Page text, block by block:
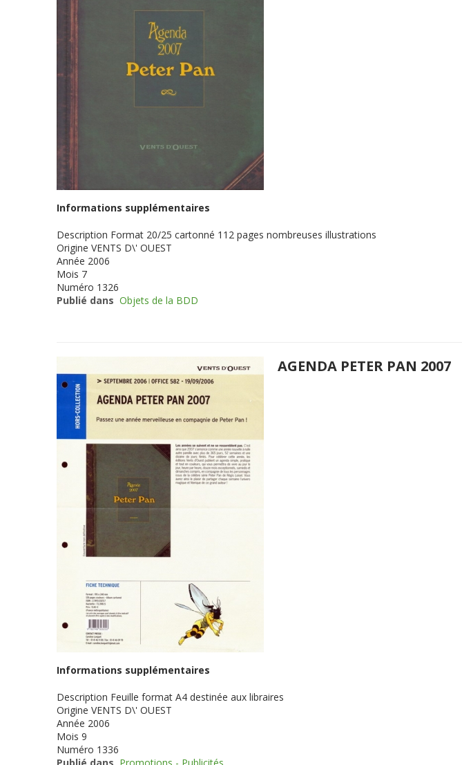
Informations supplémentaires
Description Format 20/25 cartonné 112 pages nombreuses illustrations
Origine VENTS D\' OUEST
Année 2006
Mois 7
Numéro 1326
Publié dans Objets de la BDD
AGENDA PETER PAN 2007
Informations supplémentaires
Description Feuille format A4 destinée aux libraires
Origine VENTS D\' OUEST
Année 2006
Mois 9
Numéro 1336